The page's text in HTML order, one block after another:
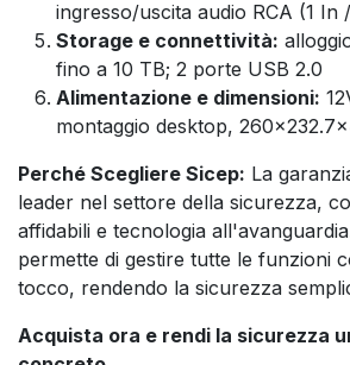
ingresso/uscita audio RCA (1 In
Storage e connettività:
fino a 10 TB; 2 porte USB 2.0
Alimentazione e dimensioni:
montaggio desktop,
Perché Scegliere Sicep: La
leader nel settore della sicurezza,
affidabili e tecnologia
permette di gestire tutte le funzioni
tocco, rendendo la sicurezza
Acquista ora e rendi la sicurezza